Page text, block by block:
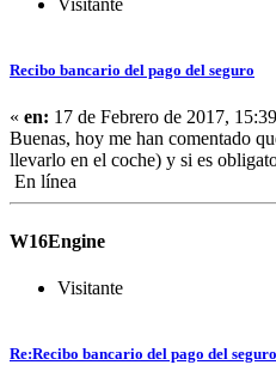
Visitante
Recibo bancario del pago del seguro
« en: 17 de Febrero de 2017,
Buenas, hoy me han comentado
llevarlo en el coche) y si es
En línea
W16Engine
Visitante
Re:Recibo bancario del pago del seguro